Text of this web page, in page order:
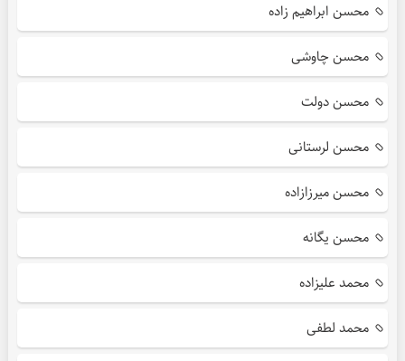
محسن ابراهیم زاده
محسن چاوشی
محسن دولت
محسن لرستانی
محسن میرزازاده
محسن یگانه
محمد علیزاده
محمد لطفی